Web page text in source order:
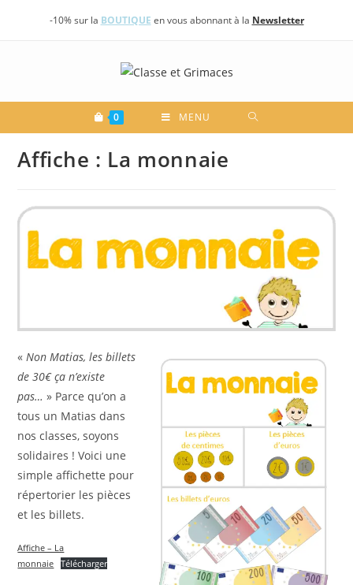
-10% sur la BOUTIQUE en vous abonnant à la Newsletter
0 MENU
Affiche : La monnaie
«Non Matias, les billets
de 30€ ça n’existe
pas… » Parce qu’on a
tous un Matias dans
nos classes, soyons
solidaires ! Voici une
simple affichette pour
répertorier les pièces
et les billets.
Affiche – La
monnaie Télécharger